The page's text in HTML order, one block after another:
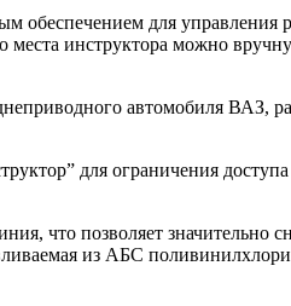
обеспечением для
инструктора можно
автомобиля ВАЗ,
для ограничения
что позволяет значительно
из АБС